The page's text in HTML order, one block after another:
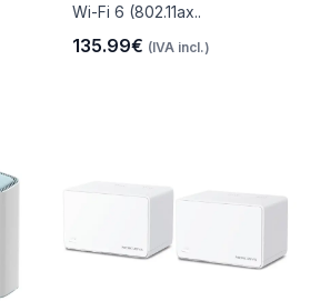
Wi-Fi 6 (802.11ax..
135.99€ (IVA incl.)